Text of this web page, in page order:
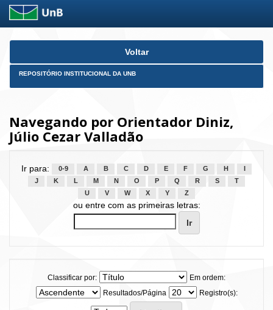
Skip
Voltar
REPOSITÓRIO INSTITUCIONAL DA UNB
Navegando por Orientador Diniz,
Júlio Cezar Valladão
Ir para: 0-9 A B C D E F G H
J
K L M N O P Q R S
T
U
V W X Y Z
ou entre com as primeiras letras:
Classificar por:
Em ordem:
Resultados/Página
Registro(s):